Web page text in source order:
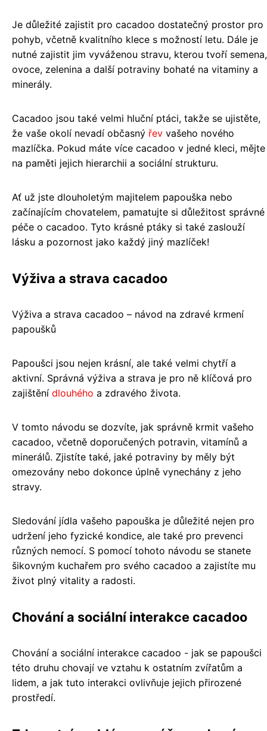
Je důležité zajistit pro cacadoo dostatečný prostor pro
pohyb, včetně kvalitního klece s možností letu. Dále je
nutné zajistit jim vyváženou stravu, kterou tvoří semena,
ovoce, zelenina a další potraviny bohaté na vitaminy a
minerály.
Cacadoo jsou také velmi hluční ptáci, takže se ujistěte,
že vaše okolí nevadí občasný řev vašeho nového
mazlíčka. Pokud máte více cacadoo v jedné kleci, mějte
na paměti jejich hierarchii a sociální strukturu.
Ať už jste dlouholetým majitelem papouška nebo
začínajícím chovatelem, pamatujte si důležitost správné
péče o cacadoo. Tyto krásné ptáky si také zaslouží
lásku a pozornost jako každý jiný mazlíček!
Výživa a strava cacadoo
Výživa a strava cacadoo – návod na zdravé krmení
papoušků
Papoušci jsou nejen krásní, ale také velmi chytří a
aktivní. Správná výživa a strava je pro ně klíčová pro
zajištění dlouhého a zdravého života.
V tomto návodu se dozvíte, jak správně krmit vašeho
cacadoo, včetně doporučených potravin, vitamínů a
minerálů. Zjistíte také, jaké potraviny by měly být
omezovány nebo dokonce úplně vynechány z jeho
stravy.
Sledování jídla vašeho papouška je důležité nejen pro
udržení jeho fyzické kondice, ale také pro prevenci
různých nemocí. S pomocí tohoto návodu se stanete
šikovným kuchařem pro svého cacadoo a zajistíte mu
život plný vitality a radosti.
Chování a sociální interakce cacadoo
Chování a sociální interakce cacadoo - jak se papoušci
této druhu chovají ve vztahu k ostatním zvířatům a
lidem, a jak tuto interakci ovlivňuje jejich přirozené
prostředí.